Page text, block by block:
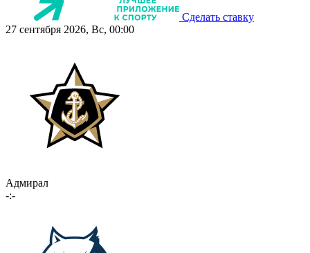
Сделать ставку
27 сентября 2026, Вс, 00:00
Адмирал
-:-